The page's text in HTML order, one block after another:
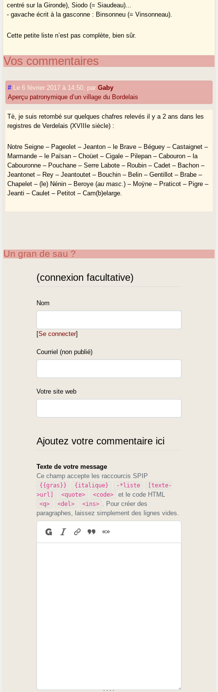
centré sur la Gironde), Siodo (= Siaudeau)...
- gavache écrit à la gasconne : Binsonneu (= Vinsonneau).
Cette petite liste n’est pas complète, bien sûr.
Vos commentaires
# Le 6 février 2017 à 14:50 parGaby
Aperçu patronymique d’un village du Bordelais
Tè, je suis retombé sur quelques chafres relevés il y a 2 ans dans les
registres de Verdelais (XVIIIe siècle) :
Notre Seigne – Pageolet – Jeanton – le Brave – Béguey – Castaignet –
Marmande – le Païsan – Choüet – Cigale – Pilepan – Cabouron – la
Cabouronne – Pouchane – Serre Labote – Roubin – Cadet – Bachon –
Jeantonet – Rey – Jeantoutet – Bouchin – Belin – Gentillot – Brabe –
Chapelet – (le) Nénin – Beroye (au masc.) – Moÿne – Praticot – Pigre –
Jeanti – Caulet – Petitot – Cam(b)elarge.
Un gran de sau ?
(connexion facultative)
Nom
[Se connecter]
Courriel (non publié)
Votre site web
Ajoutez votre commentaire ici
Texte de votre message
Ce champ accepte les raccourcis SPIP
{{gras}} {italique} -*liste
[texte-
>url]
<quote> <code> et le code HTML
<q> <del> <ins>
. Pour créer des
paragraphes, laissez simplement des lignes vides.